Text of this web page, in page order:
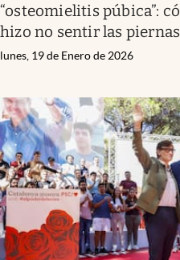
“osteomielitis púbica”:
hizo no sentir las piernas
lunes, 19 de Enero de 2026